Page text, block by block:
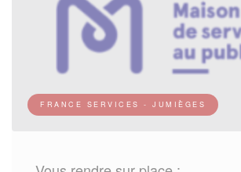
FRANCE SERVICES - JUMIÈGES